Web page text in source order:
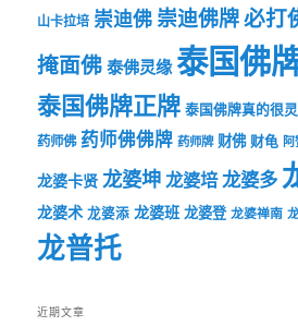
山卡拉培 崇迪佛崇迪佛牌必打
掩面佛泰佛灵缘泰国佛
泰国佛牌正牌 泰国佛牌真的很
药师佛 药师佛佛牌 药师牌 财佛 财龟
龙婆卡贤 龙婆坤龙婆培 龙婆多
龙婆术 龙婆添 龙婆班 龙婆登 龙婆禅南
龙普托
近期文章